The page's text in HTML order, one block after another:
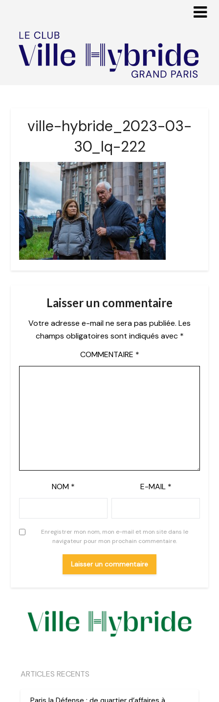
ville-hybride_2023-03-
30_lq-222
Laisser un commentaire
Votre adresse e-mail ne sera pas publiée. Les
champs obligatoires sont indiqués avec *
COMMENTAIRE *
NOM * E-MAIL *
Enregistrer mon nom, mon e-mail et mon site dans le
navigateur pour mon prochain commentaire.
ARTICLES RECENTS